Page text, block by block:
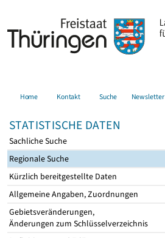
Home Kontakt Suche Newsletter
STATISTISCHE DATEN
Sachliche Suche
Regionale Suche
Kürzlich bereitgestellte Daten
Allgemeine Angaben, Zuordnungen
Gebietsveränderungen,
Änderungen zum Schlüsselverzeichnis